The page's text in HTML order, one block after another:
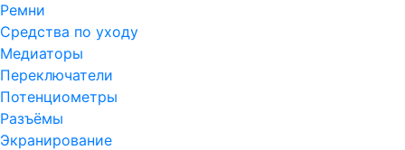
Ремни
Средства по уходу
Медиаторы
Переключатели
Потенциометры
Разъёмы
Экранирование